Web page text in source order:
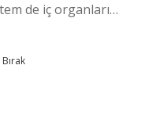
de iç organları…